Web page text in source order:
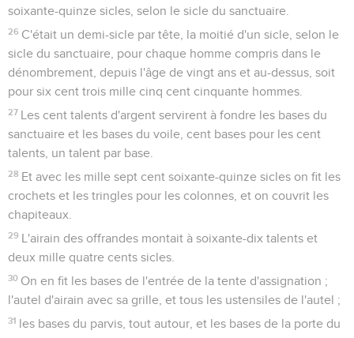
soixante-quinze sicles, selon le sicle du sanctuaire.
26 C'était un demi-sicle par tête, la moitié d'un sicle, selon le
sicle du sanctuaire, pour chaque homme compris dans le
dénombrement, depuis l'âge de vingt ans et au-dessus, soit
pour six cent trois mille cinq cent cinquante hommes.
27 Les cent talents d'argent servirent à fondre les bases du
sanctuaire et les bases du voile, cent bases pour les cent
talents, un talent par base.
28 Et avec les mille sept cent soixante-quinze sicles on fit les
crochets et les tringles pour les colonnes, et on couvrit les
chapiteaux.
29 L'airain des offrandes montait à soixante-dix talents et
deux mille quatre cents sicles.
30 On en fit les bases de l'entrée de la tente d'assignation ;
l'autel d'airain avec sa grille, et tous les ustensiles de l'autel ;
31 les bases du parvis, tout autour, et les bases de la porte du